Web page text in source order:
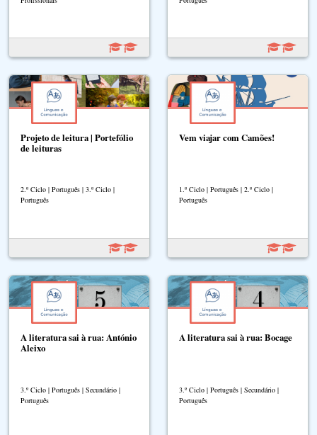
Projeto de leitura | Portefólio
de leituras
2.º Ciclo | Português | 3.º Ciclo |
Português
Vem viajar com Camões!
1.º Ciclo | Português | 2.º Ciclo |
Português
A literatura sai à rua: António
Aleixo
3.º Ciclo | Português | Secundário |
Português
A literatura sai à rua: Bocage
3.º Ciclo | Português | Secundário |
Português